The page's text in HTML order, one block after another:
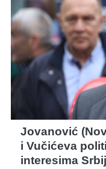
Jovanović
i Vučićeva
interesima